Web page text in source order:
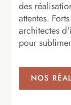
des
attentes.
architectes
pour
NOS